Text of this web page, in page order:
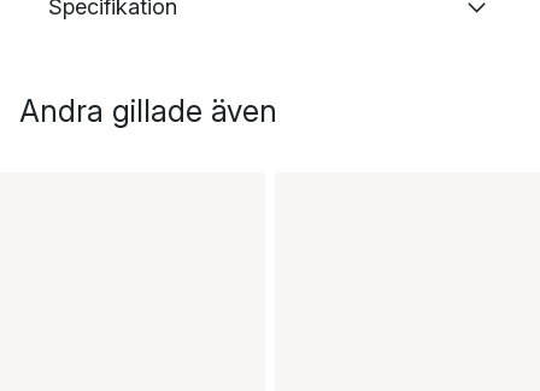
Specifikation
Andra gillade även